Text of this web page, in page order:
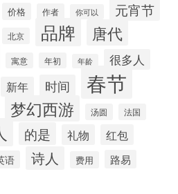
价格 作者 你可以 元宵节
北京 品牌 唐代
寓意 年初 年龄 很多人
新年 时间 春节
梦幻西游 汤圆 法国
的是 礼物 红包
语 诗人 费用 路易